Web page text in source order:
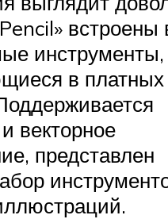
встроены
инструменты,
в платных
векторное
представлен